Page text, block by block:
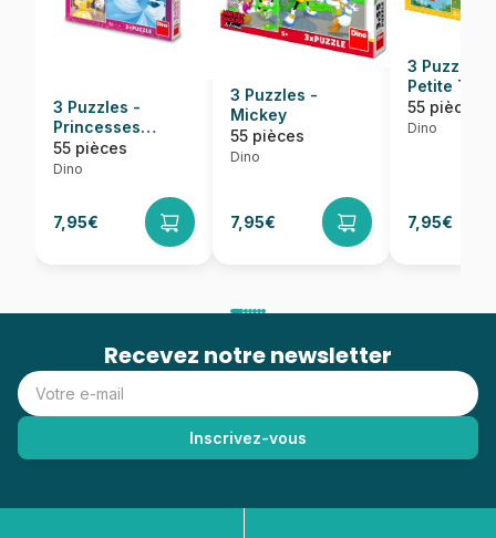
3 Puzzles -
Princesses
Heureuses
55 pièces
Dino
7,95€
3 Puzzles -
Mickey
55 pièces
Dino
7,95€
3 Puzzles
Petite
55 pièces
Dino
7,95€
Recevez notre newsletter